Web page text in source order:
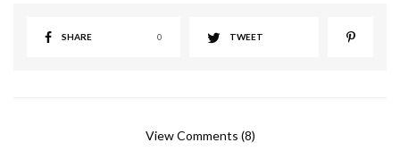
SHARE 0 TWEET
View Comments (8)